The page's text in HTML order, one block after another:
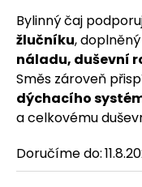
Bylinný čaj
žlučníku,
náladu, duševní
Směs zároveň
dýchacího
a celkovému
Doručíme do:
D